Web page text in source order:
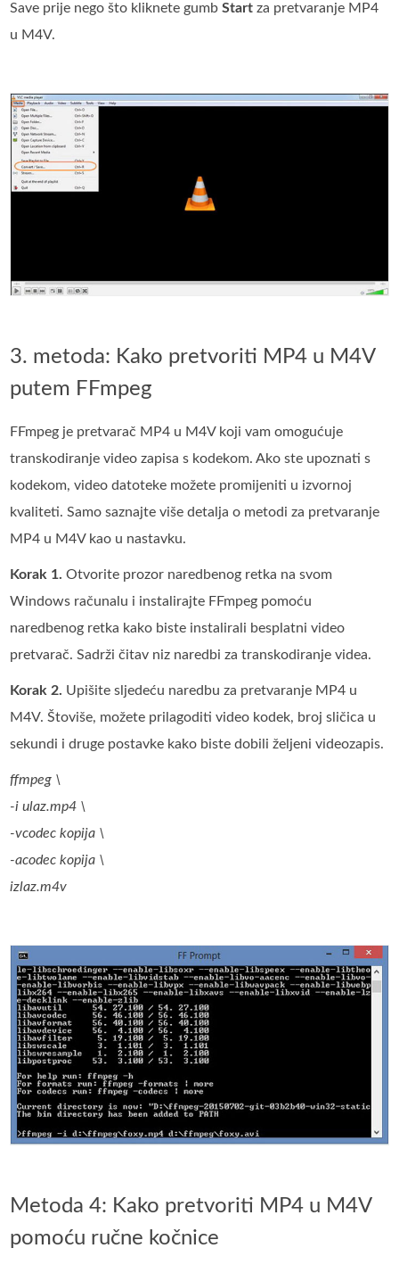
Save prije nego što kliknete gumbStart za pretvaranje MP4
u M4V.
3. metoda: Kako pretvoriti MP4 u M4V
putem FFmpeg
FFmpeg je pretvarač MP4 u M4V koji vam omogućuje
transkodiranje video zapisa s kodekom. Ako ste upoznati s
kodekom, video datoteke možete promijeniti u izvornoj
kvaliteti. Samo saznajte više detalja o metodi za pretvaranje
MP4 u M4V kao u nastavku.
Korak 1. Otvorite prozor naredbenog retka na svom
Windows računalu i instalirajte FFmpeg pomoću
naredbenog retka kako biste instalirali besplatni video
pretvarač. Sadrži čitav niz naredbi za transkodiranje videa.
Korak 2. Upišite sljedeću naredbu za pretvaranje MP4 u
M4V. Štoviše, možete prilagoditi video kodek, broj sličica u
sekundi i druge postavke kako biste dobili željeni videozapis.
ffmpeg \
-i ulaz.mp4 \
-vcodec kopija \
-acodec kopija \
izlaz.m4v
Metoda 4: Kako pretvoriti MP4 u M4V
pomoću ručne kočnice